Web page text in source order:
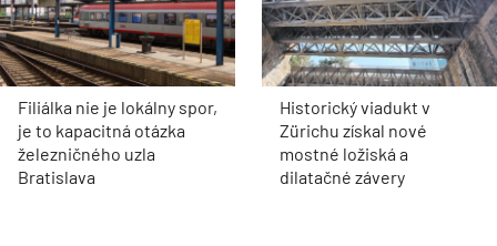
Filiálka nie je lokálny spor,
je to kapacitná otázka
železničného uzla
Bratislava
Historický viadukt v
Zürichu získal nové
mostné ložiská a
dilatačné závery